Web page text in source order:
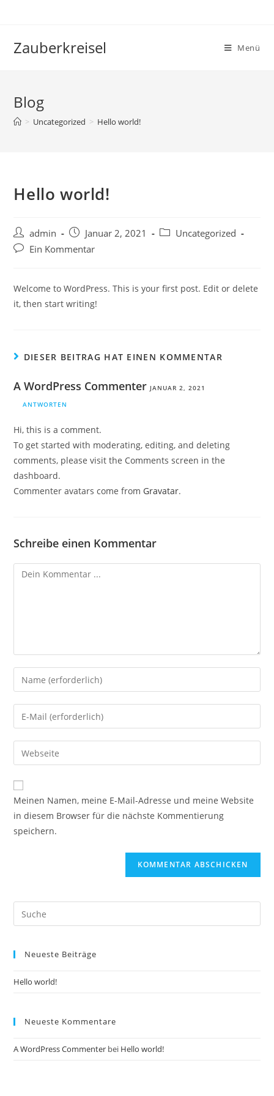
Zauberkreisel Menü
Blog
> Uncategorized > Hello world!
Hello world!
admin Januar 2, 2021
Uncategorized
Ein Kommentar
Welcome to WordPress. This is your first post. Edit or delete
it, then start writing!
DIESER BEITRAG HAT EINEN KOMMENTAR
A WordPress Commenter JANUAR 2, 2021
ANTWORTEN
Hi, this is a comment.
To get started with moderating, editing, and deleting
comments, please visit the Comments screen in the
dashboard.
Commenter avatars come from Gravatar.
Schreibe einen Kommentar
Meinen Namen, meine E-Mail-Adresse und meine Website
in diesem Browser für die nächste Kommentierung
speichern.
Neueste Beiträge
Hello world!
Neueste Kommentare
A WordPress Commenter bei Hello world!